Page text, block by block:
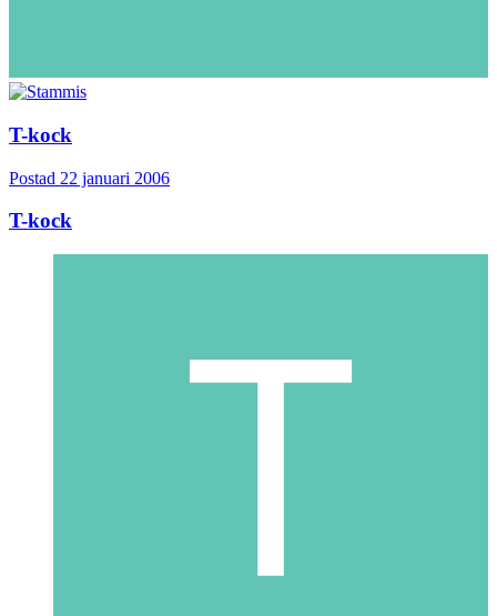
T-kock
Postad 22 januari 2006
T-kock